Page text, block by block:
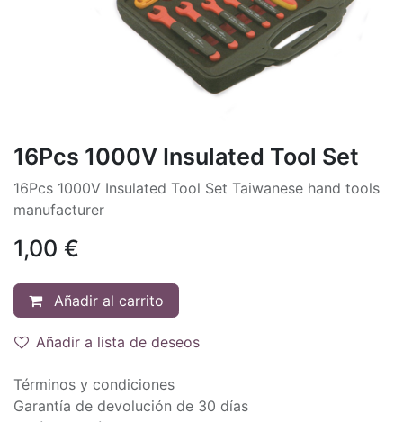
16Pcs 1000V Insulated Tool Set
16Pcs 1000V Insulated Tool Set Taiwanese hand tools
manufacturer
1,00 €
Añadir al carrito
Añadir a lista de deseos
Términos y condiciones
Garantía de devolución de 30 días